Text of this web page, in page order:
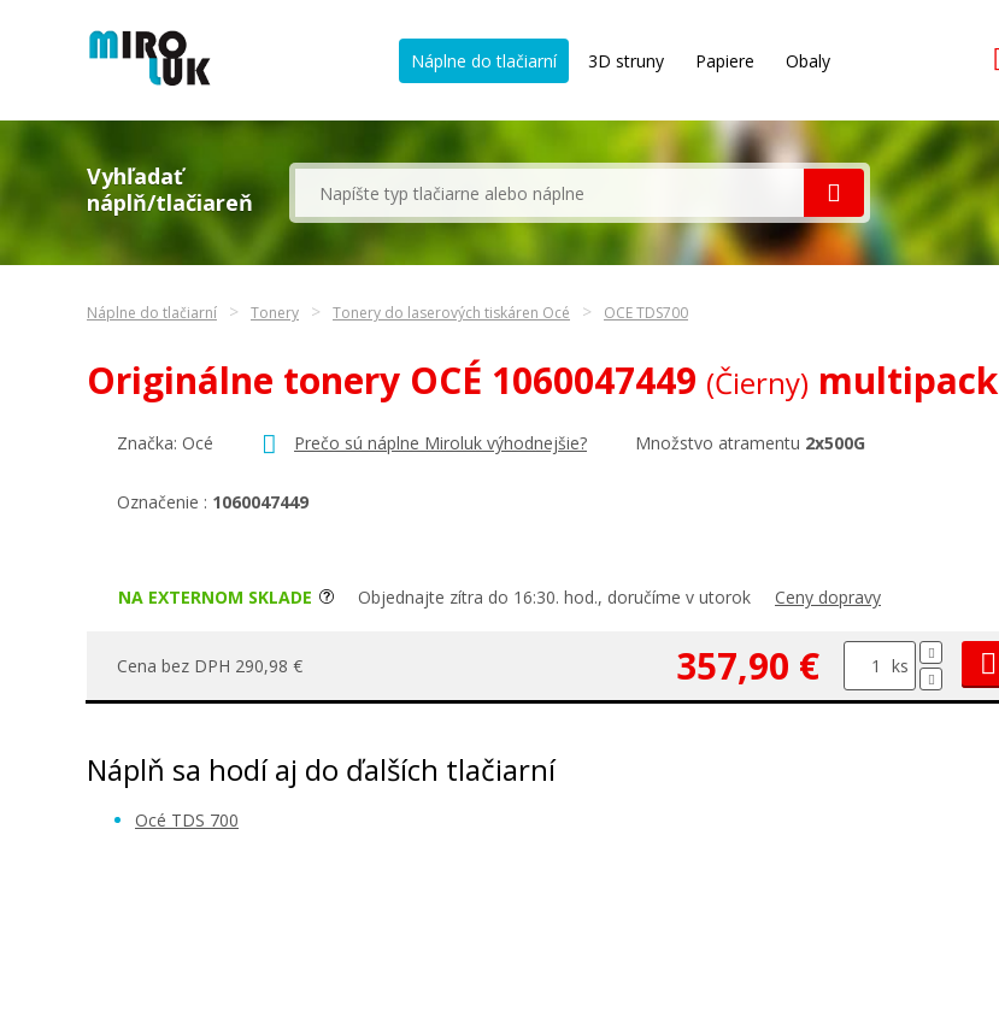
Náplne do tlačiarní 3D struny Papiere Obaly
Vyhľadať
náplň/tlačiareň
Náplne do tlačiarní Tonery Tonery do laserových tiskáren Océ OCE TDS700
Originálne tonery OCÉ 1060047449 (Čierny) multipack
Značka: Océ Prečo sú náplne Miroluk výhodnejšie? Množstvo atramentu 2x500G
Označenie : 1060047449
NA EXTERNOM SKLADE Objednajte zítra do 16:30. hod., doručíme v utorok Ceny dopravy
Cena bez DPH 290,98 € 357,90 € ks
Náplň sa hodí aj do ďalších tlačiarní
Océ TDS 700